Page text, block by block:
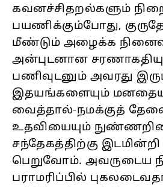
கவனச்சிதறல்களும்
பயணிக்கும்போது,
மீண்டும் அழைக்க
அன்புடனான
பணிவுடனும் அவரது
இதயங்களையும்
வைத்தால்-நமக்குத்
உதவியையும்
சந்தேகத்திற்கு
பெறுவோம். அவருடைய
பராமரிப்பில்